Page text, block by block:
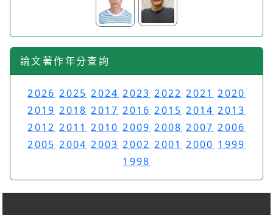
論文著作年分查詢
2026 2025 2024 2023 2022 2021 2020
2019 2018 2017 2016 2015 2014 2013
2012 2011 2010 2009 2008 2007 2006
2005 2004 2003 2002 2001 2000 1999
1998